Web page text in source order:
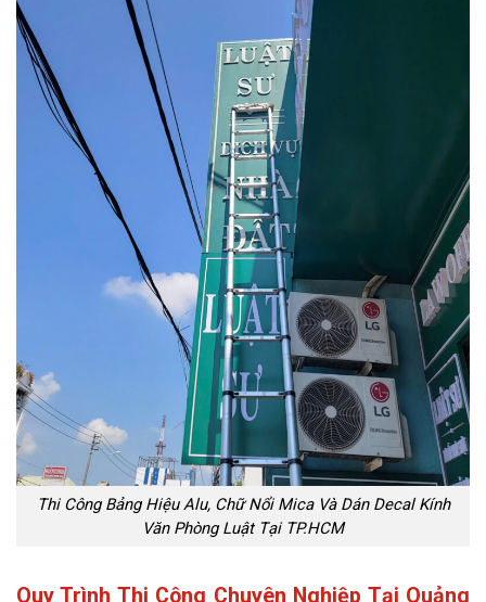
Thi Công Bảng Hiệu Alu, Chữ Nổi Mica Và Dán Decal Kính
Văn Phòng Luật Tại TP.HCM
Quy Trình Thi Công Chuyên Nghiệp Tại Quảng